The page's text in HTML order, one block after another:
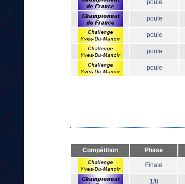
poule
poule
poule
poule
poule
Compétition Phase
Finale
1/8